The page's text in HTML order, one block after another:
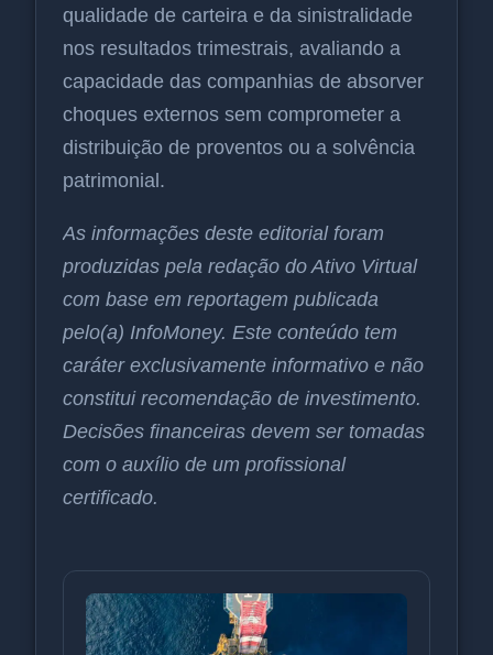
qualidade de carteira e da sinistralidade
nos resultados trimestrais, avaliando a
capacidade das companhias de absorver
choques externos sem comprometer a
distribuição de proventos ou a solvência
patrimonial.
As informações deste editorial foram
produzidas pela redação do Ativo Virtual
com base em reportagem publicada
pelo(a) InfoMoney. Este conteúdo tem
caráter exclusivamente informativo e não
constitui recomendação de investimento.
Decisões financeiras devem ser tomadas
com o auxílio de um profissional
certificado.